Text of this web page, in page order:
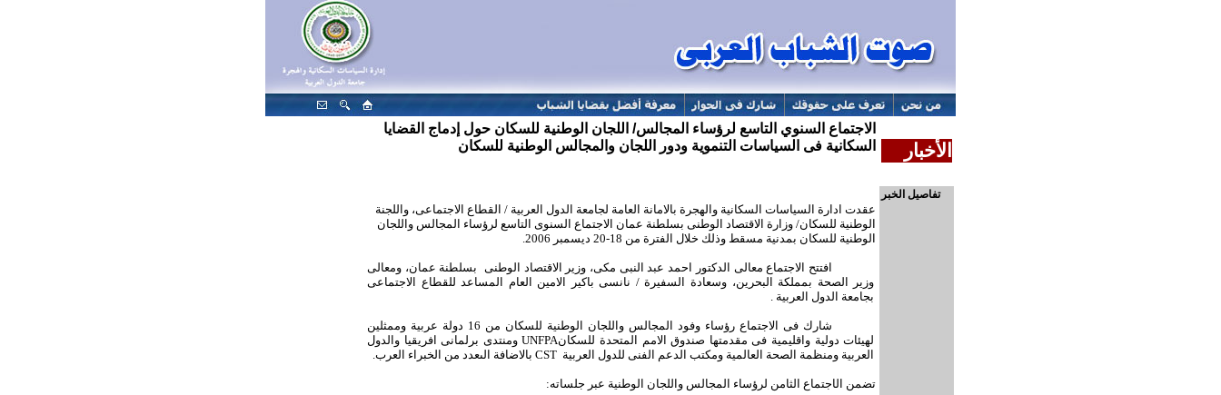
الاجتماع السنوي التاسع لرؤساء المجالس/ اللجان الوطنية للسكان حول إدماج القضايا
السكانية فى السياسات التنموية ودور اللجان والمجالس الوطنية للسكان
الأخبار
عقدت ادارة السياسات السكانية والهجرة بالامانة العامة لجامعة الدول العربية / القطاع الاجتماعى، واللجنة
الوطنية للسكان/ وزارة الاقتصاد الوطنى بسلطنة عمان الاجتماع السنوى التاسع لرؤساء المجالس واللجان
الوطنية للسكان بمدنية مسقط وذلك خلال الفترة من 18-20 ديسمبر 2006.
افتتح الاجتماع معالى الدكتور احمد عبد النبى مكى، وزير الاقتصاد الوطنى بسلطنة عمان، ومعالى
وزير الصحة بمملكة البحرين، وسعادة السفيرة / نانسى باكير الامين العام المساعد للقطاع الاجتماعى
بجامعة الدول العربية .
شارك فى الاجتماعرؤساء وفود المجالس واللجان الوطنية للسكان من 16 دولة عربية
وممثلين
لهيئات دولية واقليمية فى مقدمتها صندوق الامم المتحدة للسكانUNFPA ومنتدى برلمانى افريقيا والدول
العربية ومنظمة الصحة العالمية ومكتب الدعم الفنى للدول العربية CST بالاضافة الىعدد من الخبراء العرب.
تضمن الاجتماع الثامن لرؤساء المجالس واللجان الوطنية عبر جلساته:
تفاصيل الخبر